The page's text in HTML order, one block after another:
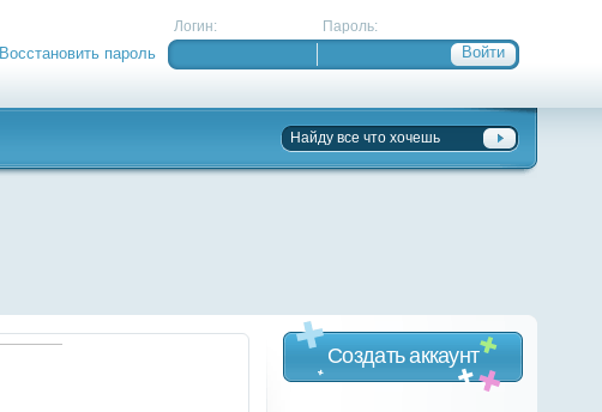
Логин: Пароль:
Восстановить пароль
Создать аккаунт